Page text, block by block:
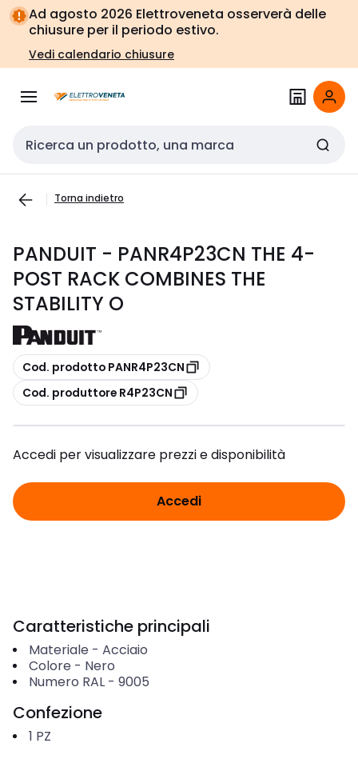
Vai alla
navigazione
Vai
alla
pagina
Ad agosto 2026 Elettroveneta osserverà delle
chiusure per il periodo estivo.
Vedi calendario chiusure
Cerca input
Torna indietro
PANDUIT - PANR4P23CN THE 4-
POST RACK COMBINES THE
STABILITY O
copia
Cod. prodotto PANR4P23CN
copia
Cod. produttore R4P23CN
Accedi per visualizzare prezzi e disponibilità
Accedi
Caratteristiche principali
Materiale - Acciaio
Colore - Nero
Numero RAL- 9005
Confezione
1 PZ